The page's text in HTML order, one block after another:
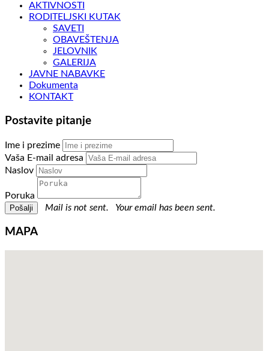
AKTIVNOSTI
RODITELJSKI KUTAK
SAVETI
OBAVEŠTENJA
JELOVNIK
GALERIJA
JAVNE NABAVKE
Dokumenta
KONTAKT
Postavite pitanje
Ime i prezime
Vaša E-mail adresa
Naslov
Poruka
Mail is not sent.
Your email has been sent.
MAPA